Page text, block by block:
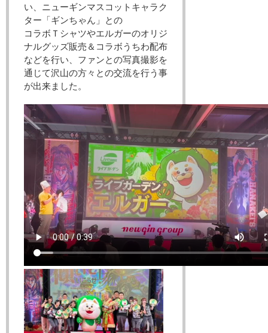
い、ニューギンマスコットキャラク
ター「ギンちゃん」との
コラボＴシャツやエルガーのオリジ
ナルグッズ販売＆コラボうちわ配布
などを行い、ファンとの写真撮影を
通じて沢山の方々との交流を行う事
が出来ました。